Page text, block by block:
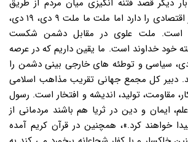
دیگر قصد فتنه انگیزی میان مردم از طریق
فضای مجازی و حصر اقتصادی را دارد اما ملت ما ملت ۹ دی، ۱۹ دی،
است. ملت علوی در مقابل دشمن شکست
خود خداوند است. ما یقین داریم که در عرصه
سیاسی و توطئه های خارجی بینی دشمن را
دبیر کل مجمع جهانی تقریب مذاهب اسلامی
مقاومت، تولید، اندیشه و افتخار است. رسول
ایمان و دین در ثریا هم باشند مردمانی از
خواهند کرد.»، همچنین در قرآن کریم آمده